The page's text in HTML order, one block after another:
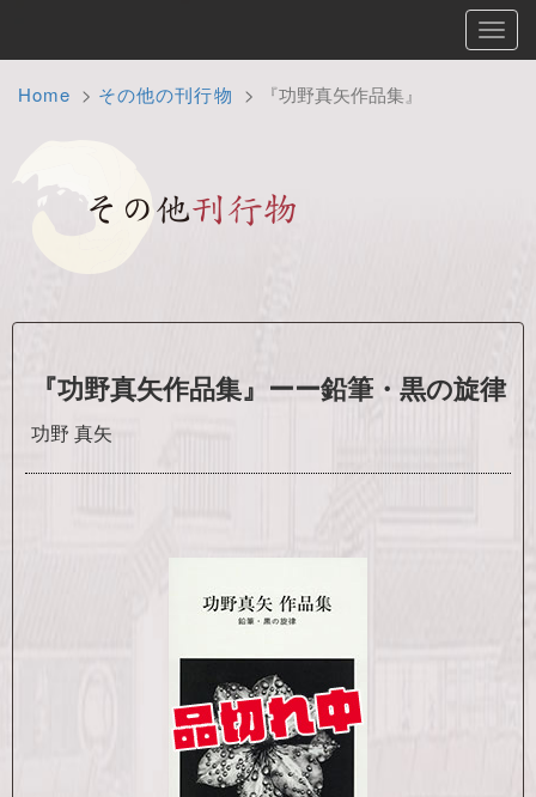
Home その他の刊行物 『功野真矢作品集』
『功野真矢作品集』ーー鉛筆・黒の旋律
功野 真矢